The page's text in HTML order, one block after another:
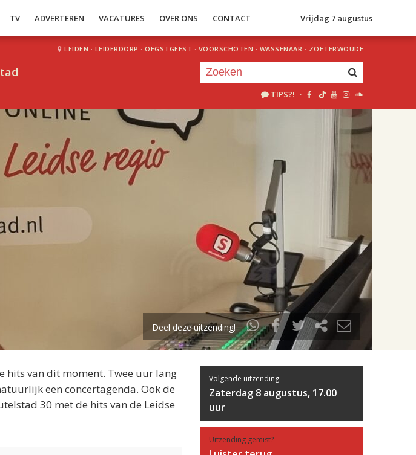
TV ADVERTEREN VACATURES OVER ONS CONTACT Vrijdag 7 augustus
LEIDEN · LEIDERDORP · OEGSTGEEST · VOORSCHOTEN · WASSENAAR · ZOETERWOUDE
TIPS?! ·
uur 1 van 2
Volgend uur
Deel deze uitzending!
hits van dit moment. Twee uur lang
een concertagenda. Ook de
30 met de hits van de Leidse
Volgende uitzending:
Zaterdag 8 augustus, 17.00
uur
Uitzending gemist?